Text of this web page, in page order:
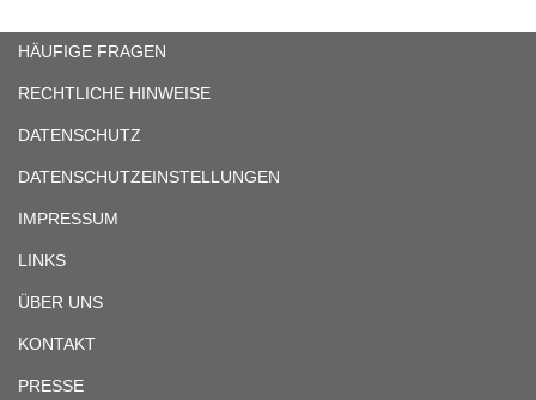
HÄUFIGE FRAGEN
RECHTLICHE HINWEISE
DATENSCHUTZ
DATENSCHUTZEINSTELLUNGEN
IMPRESSUM
LINKS
ÜBER UNS
KONTAKT
PRESSE